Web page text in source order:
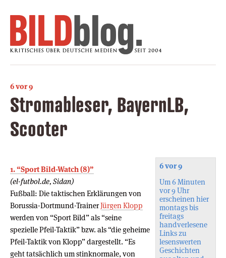
6 vor 9
Stromableser, BayernLB,
Scooter
6 vor 9
Um 6 Minuten
vor 9 Uhr
erscheinen hier
montags bis
freitags
handverlesene
Links zu
lesenswerten
Geschichten
1. “Sport Bild-Watch (8)”
(el-futbol.de, Sidan)
Fußball: Die taktischen Erklärungen von
Borussia-Dortmund-TrainerJürgen Klopp
werden von “Sport Bild” als “seine
spezielle Pfeil-Taktik” bzw. als “die geheime
Pfeil-Taktik von Klopp” dargestellt. “Es
geht tatsächlich um stinknormale, von